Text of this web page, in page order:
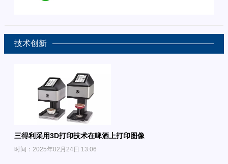
技术创新
三得利采用3D打印技术在啤酒上打印图像
时间：2025年02月24日 13:06